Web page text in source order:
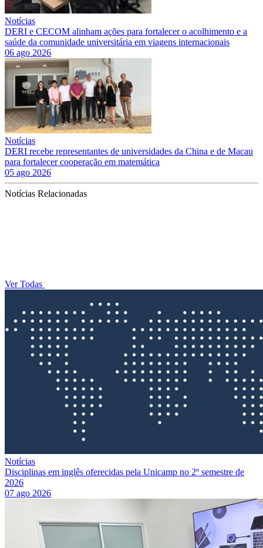
Notícias
DERI e CECOM alinham ações para fortalecer o acolhimento e a
saúde da comunidade universitária em viagens internacionais
06 ago 2026
Notícias
DERI recebe representantes de universidades da China e de Macau
para fortalecer cooperação em matemática
05 ago 2026
Notícias Relacionadas
Ver Todas
Notícias
Disciplinas em inglês oferecidas pela Unicamp no 2º semestre de
2026
07 ago 2026